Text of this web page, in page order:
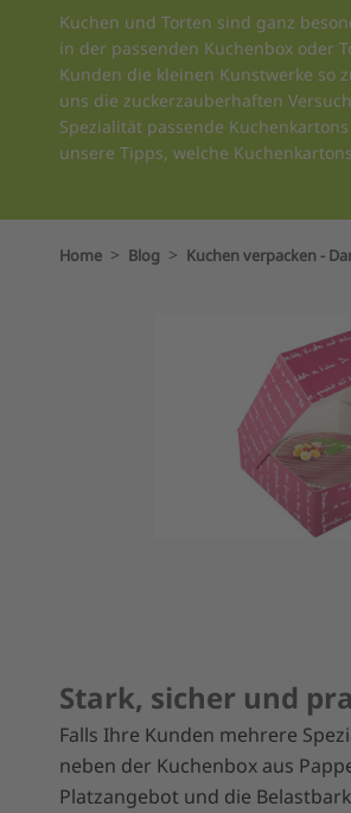
Kuchen und Torten sind ganz
in der passenden Kuchenbox oder
Kunden die kleinen Kunstwerke so
uns die zuckerzauberhaften
Spezialität passende
unsere Tipps, welche
Home > Blog > Kuchen verpacken -
Stark, sicher und
Falls Ihre Kunden mehrere
neben der Kuchenbox aus
Platzangebot und die